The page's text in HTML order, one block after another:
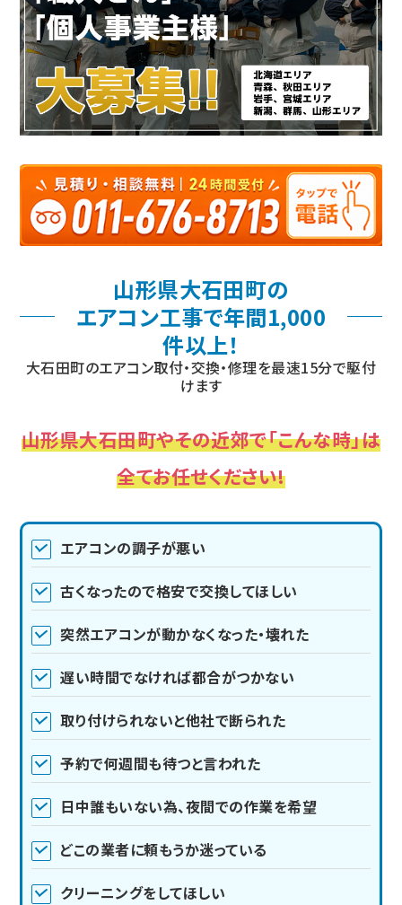
山形県大石田町の
エアコン工事で年間1,000
件以上！
大石田町のエアコン取付・交換・修理を最速15分で駆付
けます
山形県大石田町やその近郊で「こんな時」は
全てお任せください!
エアコンの調子が悪い
古くなったので格安で交換してほしい
突然エアコンが動かなくなった・壊れた
遅い時間でなければ都合がつかない
取り付けられないと他社で断られた
予約で何週間も待つと言われた
日中誰もいない為、夜間での作業を希望
どこの業者に頼もうか迷っている
クリーニングをしてほしい